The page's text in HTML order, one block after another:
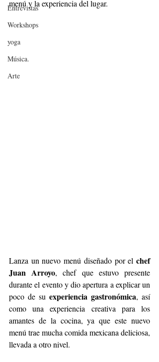
Entrevistas
Workshops
yoga
Música.
Arte
menú y la experiencia del lugar.
Lanza un nuevo menú diseñado por el chef
Juan Arroyo, chef que estuvo presente
durante el evento y dio apertura a explicar un
poco de su experiencia gastronómica, así
como una experiencia creativa para los
amantes de la cocina, ya que este nuevo
menú trae mucha comida mexicana deliciosa,
llevada a otro nivel.